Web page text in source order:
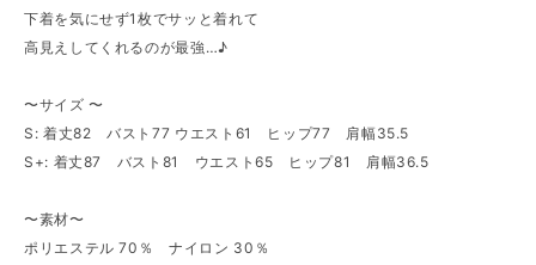
下着を気にせず1枚でサッと着れて
高見えしてくれるのが最強…♪
〜サイズ 〜
S: 着丈82 バスト77 ウエスト61 ヒップ77 肩幅35.5
S+: 着丈87 バスト81 ウエスト65 ヒップ81 肩幅36.5
〜素材〜
ポリエステル 70％ ナイロン 30％